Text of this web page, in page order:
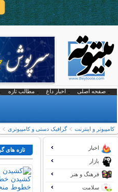
صفحه اصلی اخبار داغ مطالب تازه
کامپیوتر و اینترنت گرافیک دستی و کامپیوتری
تازه های اخبار
بازار
فرهنگ و هنر
سلامت